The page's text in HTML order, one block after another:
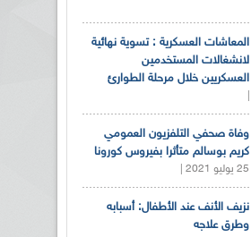
المعاشات العسكرية : تسوية نهائية
لانشغالات المستخدمين
العسكريين خلال مرحلة الطوارئ
وفاة صحفي التلفزيون العمومي
كريم بوسالم متأثرا بفيروس كورونا
25 يوليو 2021 |
نزيف الأنف عند الأطفال: أسبابه
وطرق علاجه